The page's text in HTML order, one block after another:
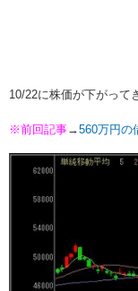
10/22に株価が下がって
※前回記事→560万円の